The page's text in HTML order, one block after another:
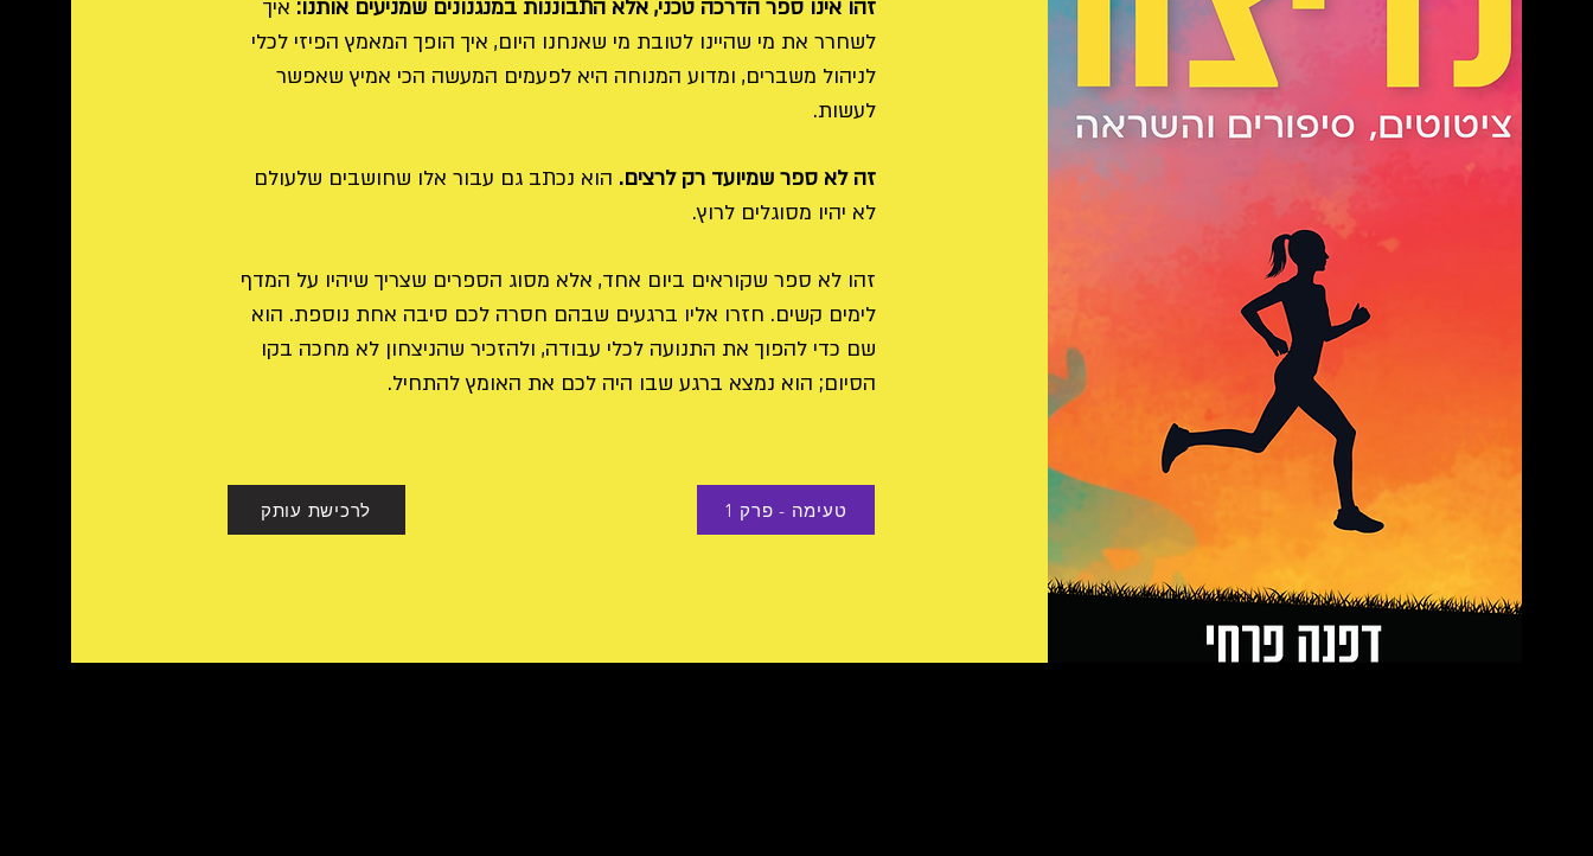
זהו אינו ספר הדרכה טכני, אלא התבוננות במנגנונים שמניעים אותנו: איך
לשחרר את מי שהיינו לטובת מי שאנחנו היום, איך הופך המאמץ הפיזי לכלי
לניהול משברים, ומדוע המנוחה היא לפעמים המעשה הכי אמיץ שאפשר
לעשות.
זה לא ספר שמיועד רק לרצים. הוא נכתב גם עבור אלו שחושבים שלעולם
לא יהיו מסוגלים לרוץ.
זהו לא ספר שקוראים ביום אחד, אלא מסוג הספרים שצריך שיהיו על המדף
לימים קשים. חזרו אליו ברגעים שבהם חסרה לכם סיבה אחת נוספת. הוא
שם כדי להפוך את התנועה לכלי עבודה, ולהזכיר שהניצחון לא מחכה בקו
הסיום; הוא נמצא ברגע שבו היה לכם את האומץ להתחיל.
טעימה - פרק 1 לרכישת עותק